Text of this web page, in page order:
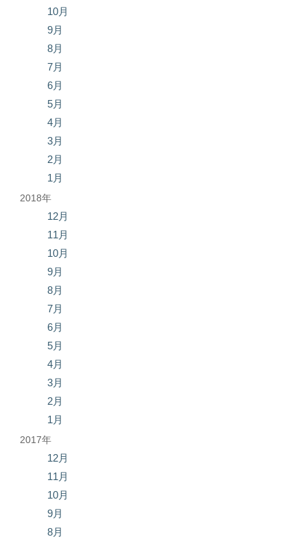
10月
9月
8月
7月
6月
5月
4月
3月
2月
1月
2018年
12月
11月
10月
9月
8月
7月
6月
5月
4月
3月
2月
1月
2017年
12月
11月
10月
9月
8月